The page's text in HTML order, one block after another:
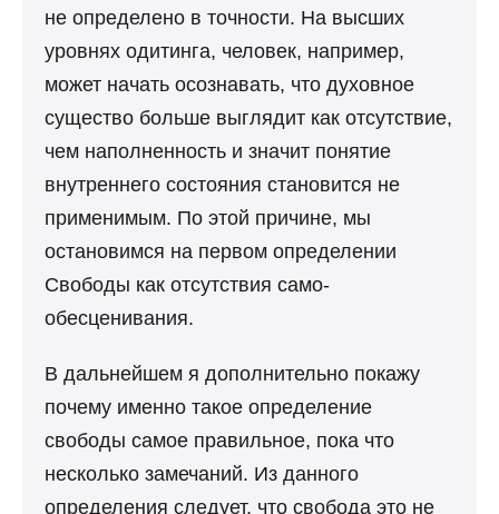
не определено в точности. На высших
уровнях одитинга, человек, например,
может начать осознавать, что духовное
существо больше выглядит как отсутствие,
чем наполненность и значит понятие
внутреннего состояния становится не
применимым. По этой причине, мы
остановимся на первом определении
Свободы как отсутствия само-
обесценивания.
В дальнейшем я дополнительно покажу
почему именно такое определение
свободы самое правильное, пока что
несколько замечаний. Из данного
определения следует, что свобода это не